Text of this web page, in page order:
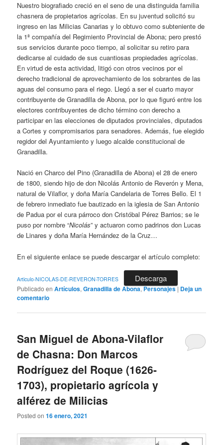
Nuestro biografiado creció en el seno de una distinguida familia
chasnera de propietarios agrícolas. En su juventud solicitó su
ingreso en las Milicias Canarias y lo obtuvo como subteniente de
la 1ª compañía del Regimiento Provincial de Abona; pero prestó
sus servicios durante poco tiempo, al solicitar su retiro para
dedicarse al cuidado de sus cuantiosas propiedades agrícolas.
En virtud de esta actividad, litigó con otros vecinos por el
derecho tradicional de aprovechamiento de los sobrantes de las
aguas del consumo para el riego. Llegó a ser el cuarto mayor
contribuyente de Granadilla de Abona, por lo que figuró entre los
electores contribuyentes de dicho término con derecho a
participar en las elecciones de diputados provinciales, diputados
a Cortes y compromisarios para senadores. Además, fue elegido
regidor del Ayuntamiento y luego alcalde constitucional de
Granadilla.
Nació en Charco del Pino (Granadilla de Abona) el 28 de enero
de 1800, siendo hijo de don Nicolás Antonio de Reverón y Mena,
natural de Vilaflor, y doña María Candelaria de Torres Bello. El 1
de febrero inmediato fue bautizado en la iglesia de San Antonio
de Padua por el cura párroco don Cristóbal Pérez Barrios; se le
puso por nombre “Nicolás” y actuaron como padrinos don Lucas
de Linares y doña María Hernández de la Cruz…
En el siguiente enlace se puede descargar el artículo completo:
Articulo-NICOLAS-DE-REVERON-TORRES Descarga
Publicado en Artículos,Granadilla de Abona,Personajes| Deja un
comentario
San Miguel de Abona-Vilaflor
de Chasna: Don Marcos
Rodríguez del Roque (1626-
1703), propietario agrícola y
alférez de Milicias
Posted on16 enero, 2021